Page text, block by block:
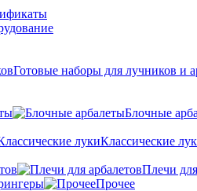
Готовые наборы для лучников и
Блочные
Классические
Плечи
Прочее